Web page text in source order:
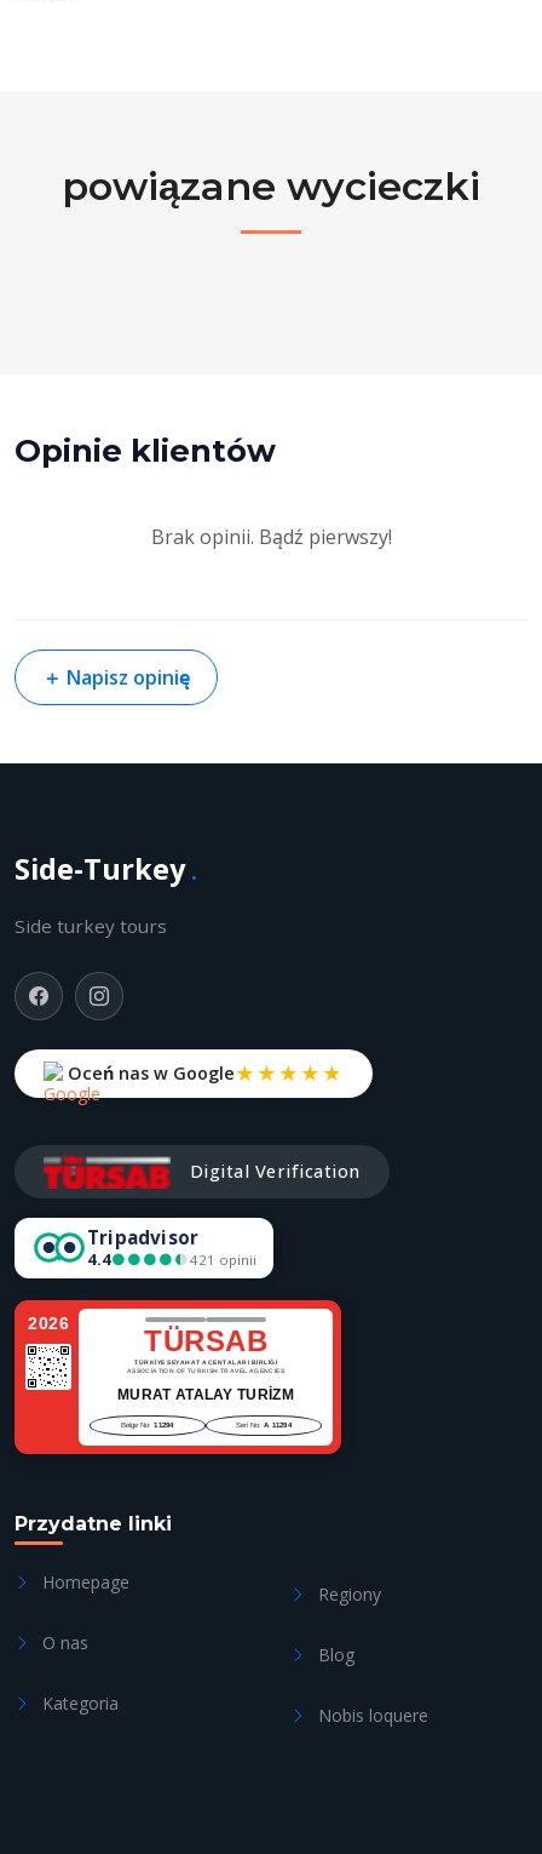
powiązane wycieczki
Opinie klientów
Brak opinii. Bądź pierwszy!
＋ Napisz opinię
Side-Turkey.
Side turkey tours
Oceń nas w Google★★★★★
Digital Verification
Tripadvisor
4.4●●●●●
●●●●●421 opinii
2026
TÜRSAB
TÜRKİYE SEYAHAT ACENTALARI BİRLİĞİ
ASSOCIATION OF TURKISH TRAVEL AGENCIES
MURAT ATALAY TURİZM
Belge No: 11294 Seri No: A 11294
Przydatne linki
Homepage
O nas
Kategoria
Regiony
Blog
Nobis loquere